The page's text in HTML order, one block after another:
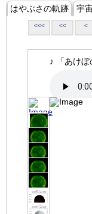
はやぶさの軌跡 宇
<<< << <
♪ 「あけぼ